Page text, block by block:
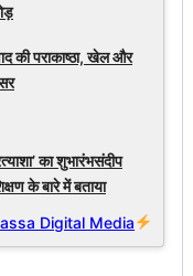
की पराकाष्ठा, खेल और
का शुभारंभसंदीप
के बारे में बताया
Digital Media